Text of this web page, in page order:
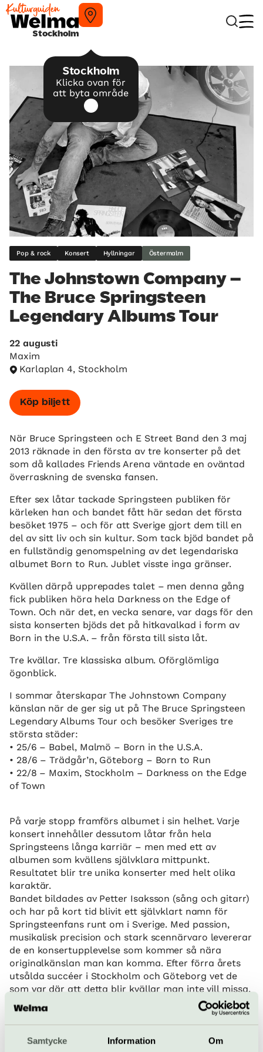
Samtycke Information Om
Stockholm
Stockholm
Klicka ovan för
att byta område
Pop & rock Konsert Hyllningar Östermalm
The Johnstown Company –
The Bruce Springsteen
Legendary Albums Tour
22 augusti
Maxim
Karlaplan 4, Stockholm
Köp biljett
När Bruce Springsteen och E Street Band den 3 maj
2013 räknade in den första av tre konserter på det
som då kallades Friends Arena väntade en oväntad
överraskning de svenska fansen.
Efter sex låtar tackade Springsteen publiken för
kärleken han och bandet fått här sedan det första
besöket 1975 – och för att Sverige gjort dem till en
del av sitt liv och sin kultur. Som tack bjöd bandet på
en fullständig genomspelning av det legendariska
albumet Born to Run. Jublet visste inga gränser.
Kvällen därpå upprepades talet – men denna gång
fick publiken höra hela Darkness on the Edge of
Town. Och när det, en vecka senare, var dags för den
sista konserten bjöds det på hitkavalkad i form av
Born in the U.S.A. – från första till sista låt.
Tre kvällar. Tre klassiska album. Oförglömliga
ögonblick.
I sommar återskapar The Johnstown Company
känslan när de ger sig ut på The Bruce Springsteen
Legendary Albums Tour och besöker Sveriges tre
största städer:
• 25/6 – Babel, Malmö – Born in the U.S.A.
• 28/6 – Trädgår’n, Göteborg – Born to Run
• 22/8 – Maxim, Stockholm – Darkness on the Edge
of Town
På varje stopp framförs albumet i sin helhet. Varje
konsert innehåller dessutom låtar från hela
Springsteens långa karriär – men med ett av
albumen som kvällens självklara mittpunkt.
Resultatet blir tre unika konserter med helt olika
karaktär.
Bandet bildades av Petter Isaksson (sång och gitarr)
och har på kort tid blivit ett självklart namn för
Springsteenfans runt om i Sverige. Med passion,
musikalisk precision och stark scennärvaro levererar
de en konsertupplevelse som kommer så nära
originalkänslan man kan komma. Efter förra årets
utsålda succéer i Stockholm och Göteborg vet de
som var där att detta blir kvällar man inte vill missa.
För dig som var där 2013.
För dig som önskar att du var det.
För dig som älskar albumen.
För dig som längtar efter nästa gång Bossen står på